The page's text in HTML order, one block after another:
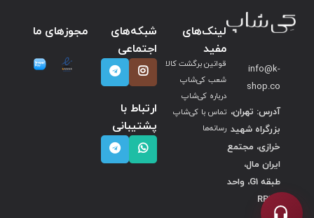
info@k-
shop.co
آدرس: تهران،
بزرگراه شهید
خرازی، مجتمع
ایران مال،
طبقه G1، واحد
RB126
لینک‌های
مفید
قوانین برگشت کالا
شعب کی‌شاپ
درباره کی‌شاپ
تماس با کی‌شاپ
رسانه‌ها
شبکه‌های
اجتماعی
ارتباط با
پشتیبانی
مجوزهای ما